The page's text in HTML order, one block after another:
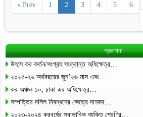
« Prev 1 2 3 4 5
6
প্রকাশনা
উৎসে কর কর্তন/সংগ্রহ সংক্রান্ত অধিক্ষেত্র…
২০২৫-২৬ অর্থবছরের জুন’২৬ মাস এবং…
কর অঞ্চল-১০, ঢাকা এর অধিক্ষেত্র…
সম্পত্তির দলিল নিবন্ধনের ক্ষেত্রে দানকর…
২০২৩-২০২৪ করবর্ষের স্বাভাবিক ব্যক্তি শ্রেণির…